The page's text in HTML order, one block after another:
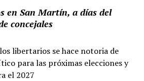
en San Martín, a días del
concejales
libertarios se hace notoria de
para las próximas elecciones y
el 2027